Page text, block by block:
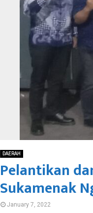
DAERAH
Pelantikan
Sukamenak
January 7, 2022